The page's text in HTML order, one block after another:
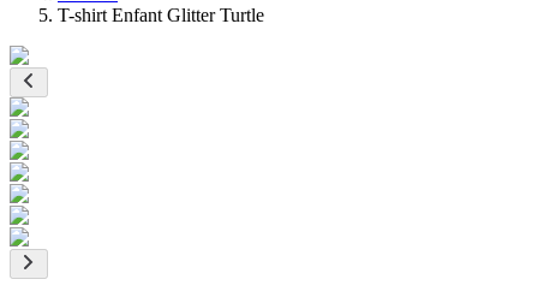
T-shirt Enfant Glitter Turtle